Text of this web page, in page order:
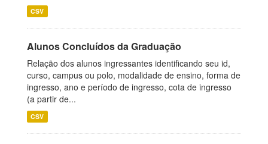
CSV
Alunos Concluídos da Graduação
Relação dos alunos ingressantes identificando seu id,
curso, campus ou polo, modalidade de ensino, forma de
ingresso, ano e período de ingresso, cota de ingresso
(a partir de...
CSV